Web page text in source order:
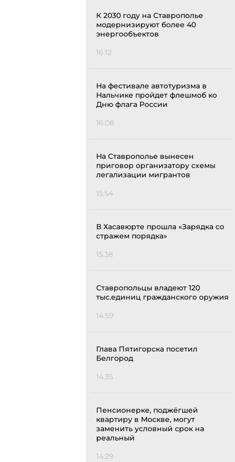
К 2030 году на Ставрополье
модернизируют более 40
энергообъектов
16:12
На фестивале автотуризма в
Нальчике пройдет флешмоб ко
Дню флага России
16:08
На Ставрополье вынесен
приговор организатору схемы
легализации мигрантов
15:54
В Хасавюрте прошла «Зарядка со
стражем порядка»
15:38
Ставропольцы владеют 120
тыс.единиц гражданского оружия
14:59
Глава Пятигорска посетил
Белгород
14:35
Пенсионерке, поджёгшей
квартиру в Москве, могут
заменить условный срок на
реальный
14:29